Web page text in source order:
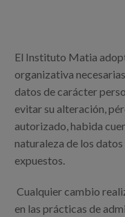
El Instituto Matia
organizativa
datos de carácter
evitar su alteración,
autorizado, habida
naturaleza de los
expuestos.
Cualquier cambio
en las prácticas de